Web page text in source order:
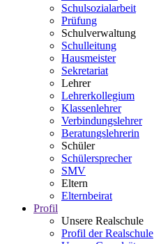
Schulsozialarbeit
Prüfung
Schulverwaltung
Schulleitung
Hausmeister
Sekretariat
Lehrer
Lehrerkollegium
Klassenlehrer
Verbindungslehrer
Beratungslehrerin
Schüler
Schülersprecher
SMV
Eltern
Elternbeirat
Profil
Unsere Realschule
Profil der Realschule